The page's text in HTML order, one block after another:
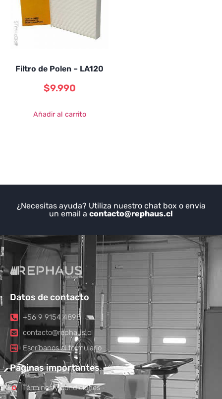
Filtro de Polen – LA120
$9.990
Añadir al carrito
¿Necesitas ayuda? Utiliza nuestro chat box o envia
un email a contacto@rephaus.cl
Datos de contacto
+56 9 9154 4898
contacto@rephaus.cl
Escríbanos al formulario
Páginas importantes
Términos y condiciones